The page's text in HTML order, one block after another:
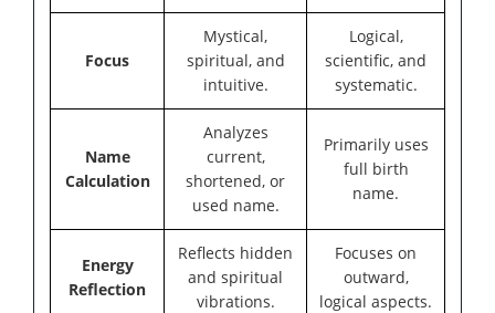
Focus
Mystical,
spiritual, and
intuitive.
Logical,
scientific, and
systematic.
Name
Calculation
Analyzes
current,
shortened, or
used name.
Primarily uses
full birth
name.
Energy
Reflection
Reflects hidden
and spiritual
vibrations.
Focuses on
outward,
logical aspects.